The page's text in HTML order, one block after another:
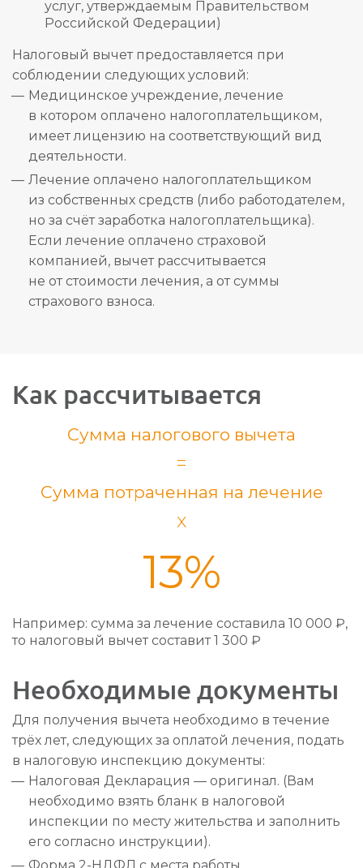
услуг, утверждаемым Правительством
Российской Федерации)
Налоговый вычет предоставляется при
соблюдении следующих условий:
Медицинское учреждение, лечение
в котором оплачено налогоплательщиком,
имеет лицензию на соответствующий вид
деятельности.
Лечение оплачено налогоплательщиком
из собственных средств (либо работодателем,
но за счёт заработка налогоплательщика).
Если лечение оплачено страховой
компанией, вычет рассчитывается
не от стоимости лечения, а от суммы
страхового взноса.
Как рассчитывается
Сумма налогового вычета
=
Сумма потраченная на лечение
x
13%
Например: сумма за лечение составила 10 000 ₽,
то налоговый вычет составит 1 300 ₽
Необходимые документы
Для получения вычета необходимо в течение
трёх лет, следующих за оплатой лечения, подать
в налоговую инспекцию документы:
Налоговая Декларация — оригинал. (Вам
необходимо взять бланк в налоговой
инспекции по месту жительства и заполнить
его согласно инструкции).